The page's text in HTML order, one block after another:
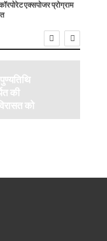
एक्सपोजर प्रोग्राम
पुण्यतिथि
की
को